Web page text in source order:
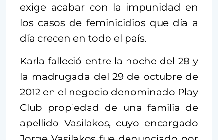
exige acabar con la impunidad en
los casos de feminicidios que día a
día crecen en todo el país.
Karla falleció entre la noche del 28 y
la madrugada del 29 de octubre de
2012 en el negocio denominado Play
Club propiedad de una familia de
apellido Vasilakos, cuyo encargado